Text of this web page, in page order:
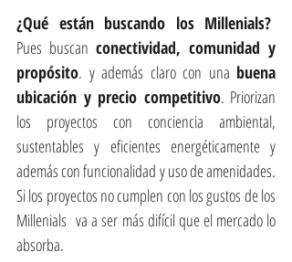
Pues buscan conectividad, comunidad y
propósito. y además claro con una buena
ubicación y precio competitivo. Priorizan
los proyectos con conciencia ambiental,
sustentables y eficientes energéticamente y
además con funcionalidad y uso de amenidades.
Si los proyectos no cumplen con los gustos de los
Millenials  va a ser más difícil que el mercado lo
absorba.